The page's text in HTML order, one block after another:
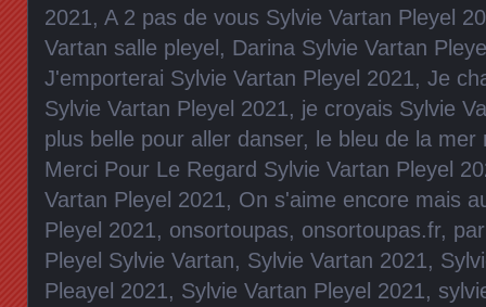
2021, A 2 pas de vous Sylvie Vartan Pleyel
Vartan salle pleyel, Darina Sylvie Vartan
J'emporterai Sylvie Vartan Pleyel 2021, Je
Sylvie Vartan Pleyel 2021, je croyais Sylvie
plus belle pour aller danser, le bleu de la mer
Merci Pour Le Regard Sylvie Vartan Pleyel
Vartan Pleyel 2021, On s'aime encore mais
Pleyel 2021, onsortoupas, onsortoupas.fr,
Pleyel Sylvie Vartan, Sylvie Vartan 2021,
Pleayel 2021, Sylvie Vartan Pleyel 2021,